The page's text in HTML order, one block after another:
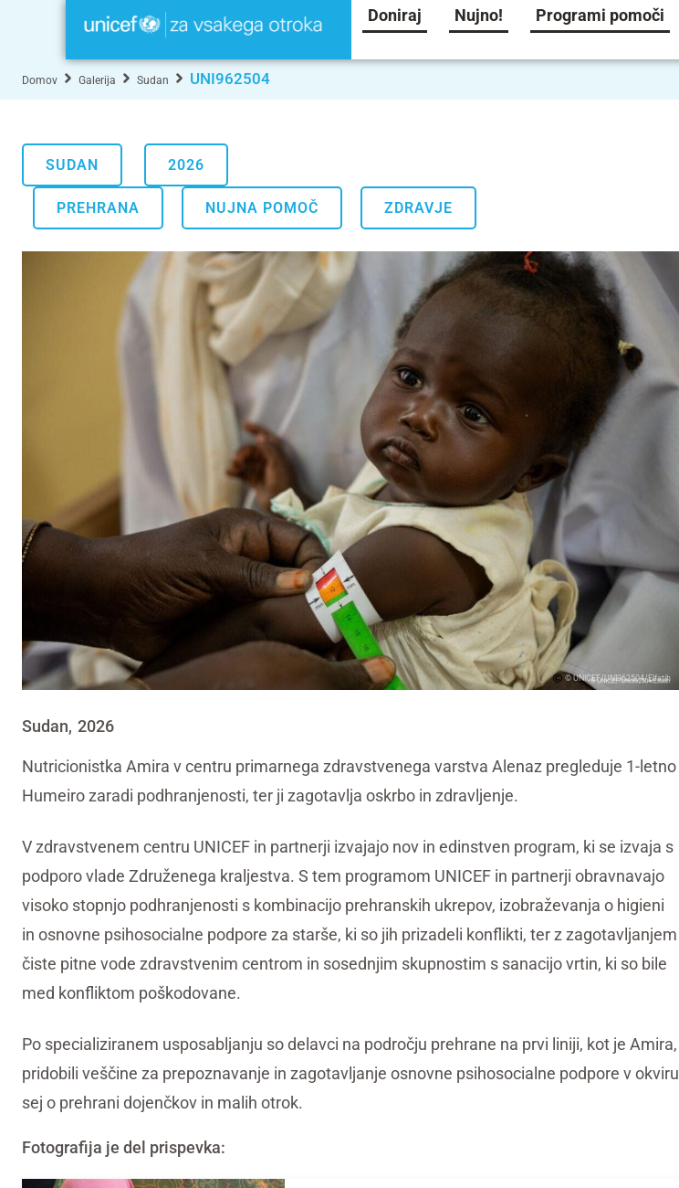
Doniraj Nujno! Programi pomoči
Domov Galerija Sudan UNI962504
SUDAN 2026
PREHRANA NUJNA POMOČ ZDRAVJE
© UNICEF/UNI962504/Elfatih
Sudan, 2026
Nutricionistka Amira v centru primarnega zdravstvenega varstva Alenaz pregleduje 1-letno
Humeiro zaradi podhranjenosti, ter ji zagotavlja oskrbo in zdravljenje.
V zdravstvenem centru UNICEF in partnerji izvajajo nov in edinstven program, ki se izvaja s
podporo vlade Združenega kraljestva. S tem programom UNICEF in partnerji obravnavajo
visoko stopnjo podhranjenosti s kombinacijo prehranskih ukrepov, izobraževanja o higieni
in osnovne psihosocialne podpore za starše, ki so jih prizadeli konflikti, ter z zagotavljanjem
čiste pitne vode zdravstvenim centrom in sosednjim skupnostim s sanacijo vrtin, ki so bile
med konfliktom poškodovane.
Po specializiranem usposabljanju so delavci na področju prehrane na prvi liniji, kot je Amira,
pridobili veščine za prepoznavanje in zagotavljanje osnovne psihosocialne podpore v okviru
sej o prehrani dojenčkov in malih otrok.
Fotografija je del prispevka: